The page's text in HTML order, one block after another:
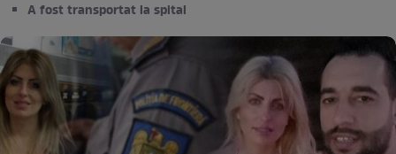
A fost transportat la spital